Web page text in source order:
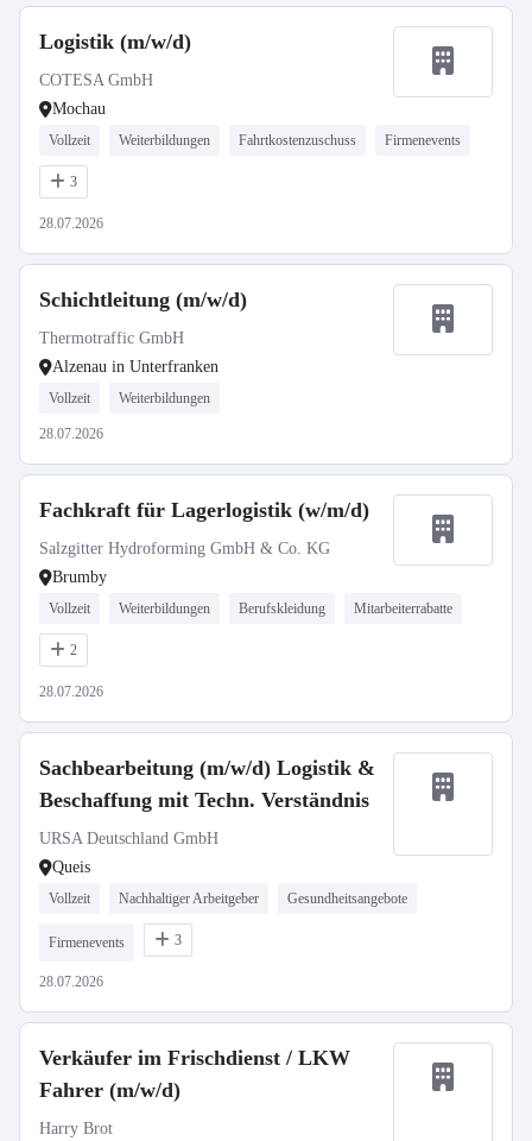
Logistik (m/w/d)
COTESA GmbH
Mochau
Vollzeit Weiterbildungen Fahrtkostenzuschuss Firmenevents
3
28.07.2026
Schichtleitung (m/w/d)
Thermotraffic GmbH
Alzenau in Unterfranken
Vollzeit Weiterbildungen
28.07.2026
Fachkraft für Lagerlogistik (w/m/d)
Salzgitter Hydroforming GmbH & Co. KG
Brumby
Vollzeit Weiterbildungen Berufskleidung Mitarbeiterrabatte
2
28.07.2026
Sachbearbeitung (m/w/d) Logistik &
Beschaffung mit Techn. Verständnis
URSA Deutschland GmbH
Queis
Vollzeit Nachhaltiger Arbeitgeber Gesundheitsangebote
Firmenevents 3
28.07.2026
Verkäufer im Frischdienst / LKW
Fahrer (m/w/d)
Harry Brot